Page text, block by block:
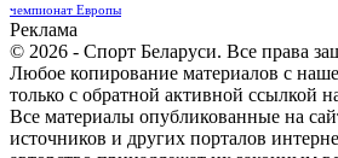
чемпионат Европы
Реклама
© 2026 - Спорт Беларуси. Все права
Любое копирование материалов с
только с обратной активной ссылкой
Все материалы опубликованные на
источников и других порталов